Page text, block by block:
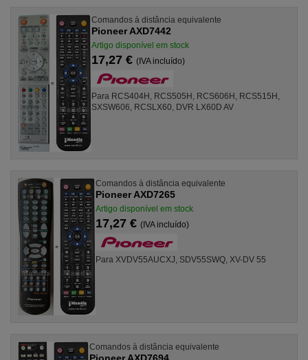
Comandos à distância equivalente
Pioneer AXD7442
Artigo disponível em stock
17,27 €(IVA incluído)
Para RCS404H, RCS505H, RCS606H, RCS515H,
SXSW606, RCSLX60, DVR LX60D AV
Comandos à distância equivalente
Pioneer AXD7265
Artigo disponível em stock
17,27 €(IVA incluído)
Para XVDV55AUCXJ, SDV55SWQ, XV-DV 55
Comandos à distância equivalente